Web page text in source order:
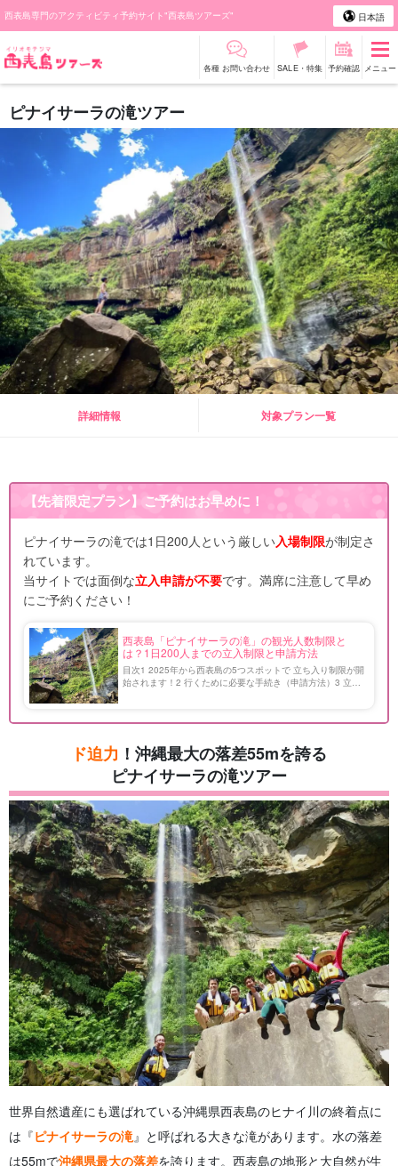
西表島専門のアクティビティ予約サイト"西表島ツアーズ" 日本語
各種 お問い合わせ SALE・特集 予約確認 メニュー
ピナイサーラの滝ツアー
詳細情報 対象プラン一覧
【先着限定プラン】ご予約はお早めに！
ピナイサーラの滝では1日200人という厳しい入場制限が制定さ
れています。
当サイトでは面倒な立入申請が不要です。満席に注意して早め
にご予約ください！
西表島「ピナイサーラの滝」の観光人数制限と
は？1日200人までの立入制限と申請方法
目次1 2025年から西表島の5つスポットで 立ち入り制限が開
始されます！2 行くために必要な手続き（申請方法）3 立入
ド迫力 ！沖縄最大の落差55mを誇る
ピナイサーラの滝ツアー
世界自然遺産にも選ばれている沖縄県西表島のヒナイ川の終着点に
は『ピナイサーラの滝』と呼ばれる大きな滝があります。水の落差
は55mで沖縄県最大の落差を誇ります。西表島の地形と大自然が生